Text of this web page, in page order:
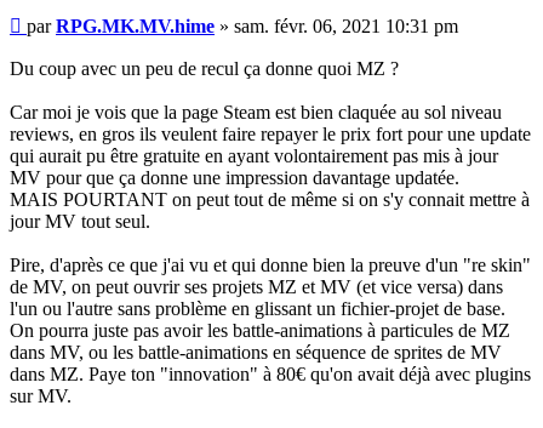
Message
non
lu
parRPG.MK.MV.hime » sam. févr. 06, 2021 10:31 pm
Du coup avec un peu de recul ça donne quoi MZ ?
Car moi je vois que la page Steam est bien claquée au sol niveau
reviews, en gros ils veulent faire repayer le prix fort pour une update
qui aurait pu être gratuite en ayant volontairement pas mis à jour
MV pour que ça donne une impression davantage updatée.
MAIS POURTANT on peut tout de même si on s'y connait mettre à
jour MV tout seul.
Pire, d'après ce que j'ai vu et qui donne bien la preuve d'un "re skin"
de MV, on peut ouvrir ses projets MZ et MV (et vice versa) dans
l'un ou l'autre sans problème en glissant un fichier-projet de base.
On pourra juste pas avoir les battle-animations à particules de MZ
dans MV, ou les battle-animations en séquence de sprites de MV
dans MZ. Paye ton "innovation" à 80€ qu'on avait déjà avec plugins
sur MV.